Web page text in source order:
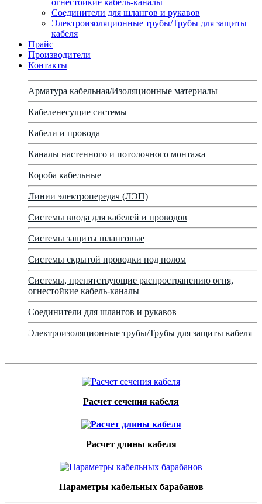
огнестойкие кабель-каналы
Соединители для шлангов и рукавов
Электроизоляционные трубы/Трубы для защиты
кабеля
Прайс
Производители
Контакты
Арматура кабельная/Изоляционные материалы
Кабеленесущие системы
Кабели и провода
Каналы настенного и потолочного монтажа
Короба кабельные
Линии электропередач (ЛЭП)
Системы ввода для кабелей и проводов
Системы защиты шланговые
Системы скрытой проводки под полом
Системы, препятствующие распространению огня,
огнестойкие кабель-каналы
Соединители для шлангов и рукавов
Электроизоляционные трубы/Трубы для защиты кабеля
Расчет сечения кабеля
Расчет длины кабеля
Параметры кабельных барабанов